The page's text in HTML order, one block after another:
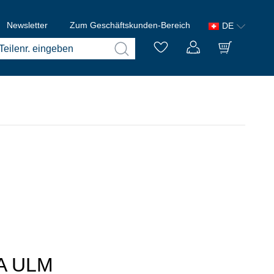
Newsletter Zum Geschäftskunden-Bereich DE
ULM